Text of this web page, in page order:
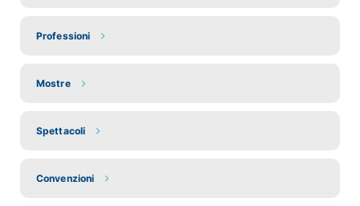
Professioni
Mostre
Spettacoli
Convenzioni